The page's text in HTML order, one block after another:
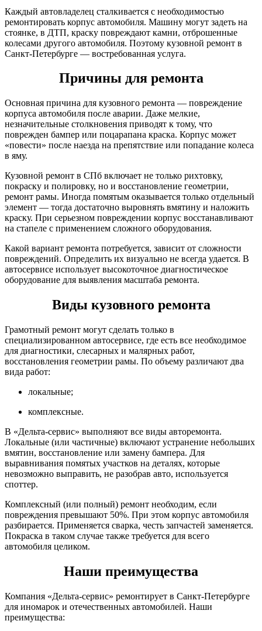
Каждый автовладелец сталкивается с необходимостью
ремонтировать корпус автомобиля. Машину могут задеть на
стоянке, в ДТП, краску повреждают камни, отброшенные
колесами другого автомобиля. Поэтому кузовной ремонт в
Санкт-Петербурге — востребованная услуга.
Причины для ремонта
Основная причина для кузовного ремонта — повреждение
корпуса автомобиля после аварии. Даже мелкие,
незначительные столкновения приводят к тому, что
поврежден бампер или поцарапана краска. Корпус может
«повести» после наезда на препятствие или попадание колеса
в яму.
Кузовной ремонт в СПб включает не только рихтовку,
покраску и полировку, но и восстановление геометрии,
ремонт рамы. Иногда помятым оказывается только отдельный
элемент — тогда достаточно выровнять вмятину и наложить
краску. При серьезном повреждении корпус восстанавливают
на стапеле с применением сложного оборудования.
Какой вариант ремонта потребуется, зависит от сложности
повреждений. Определить их визуально не всегда удается. В
автосервисе использует высокоточное диагностическое
оборудование для выявления масштаба ремонта.
Виды кузовного ремонта
Грамотный ремонт могут сделать только в
специализированном автосервисе, где есть все необходимое
для диагностики, слесарных и малярных работ,
восстановления геометрии рамы. По объему различают два
вида работ:
локальные;
комплексные.
В «Дельта-сервис» выполняют все виды авторемонта.
Локальные (или частичные) включают устранение небольших
вмятин, восстановление или замену бампера. Для
выравнивания помятых участков на деталях, которые
невозможно выправить, не разобрав авто, используется
споттер.
Комплексный (или полный) ремонт необходим, если
повреждения превышают 50%. При этом корпус автомобиля
разбирается. Применяется сварка, честь запчастей заменяется.
Покраска в таком случае также требуется для всего
автомобиля целиком.
Наши преимущества
Компания «Дельта-сервис» ремонтирует в Санкт-Петербурге
для иномарок и отечественных автомобилей. Наши
преимущества: